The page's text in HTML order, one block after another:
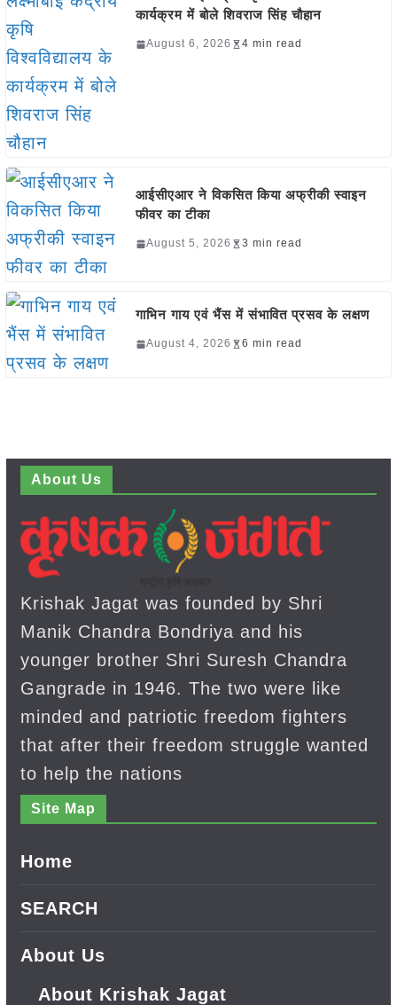
कार्यक्रम में बोले शिवराज सिंह चौहान
August 6, 2026 4 min read
आईसीएआर ने विकसित किया अफ्रीकी स्वाइन
फीवर का टीका
August 5, 2026 3 min read
गाभिन गाय एवं भैंस में संभावित प्रसव के लक्षण
August 4, 2026 6 min read
About Us
Krishak Jagat was founded by Shri
Manik Chandra Bondriya and his
younger brother Shri Suresh Chandra
Gangrade in 1946. The two were like
minded and patriotic freedom fighters
that after their freedom struggle wanted
to help the nations
Site Map
Home
SEARCH
About Us
About Krishak Jagat